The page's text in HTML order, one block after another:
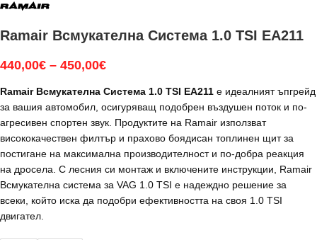
Ramair Всмукателна Система 1.0 TSI EA211
440,00€ – 450,00€
Ramair Всмукателна Система 1.0 TSI EA211 е идеалният ъпгрейд
за вашия автомобил, осигуряващ подобрен въздушен поток и по-
агресивен спортен звук. Продуктите на Ramair използват
висококачествен филтър и прахово боядисан топлинен щит за
постигане на максимална производителност и по-добра реакция
на дросела. С лесния си монтаж и включените инструкции, Ramair
Всмукателна система за VAG 1.0 TSI е надеждно решение за
всеки, който иска да подобри ефективността на своя 1.0 TSI
двигател.